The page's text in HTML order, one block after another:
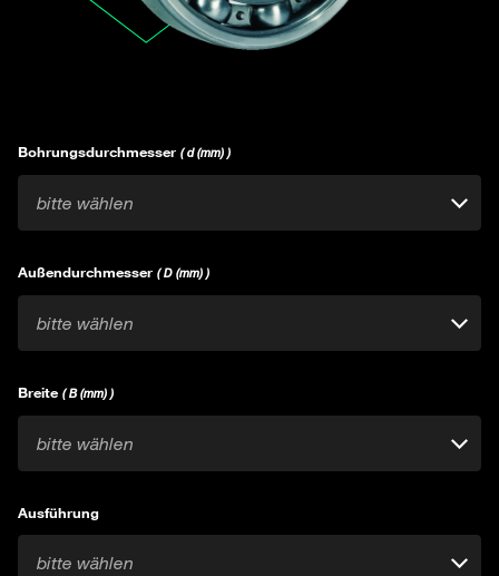
Bohrungsdurchmesser ( d (mm) )
bitte wählen
Außendurchmesser ( D (mm) )
bitte wählen
Breite ( B (mm) )
bitte wählen
Ausführung
bitte wählen